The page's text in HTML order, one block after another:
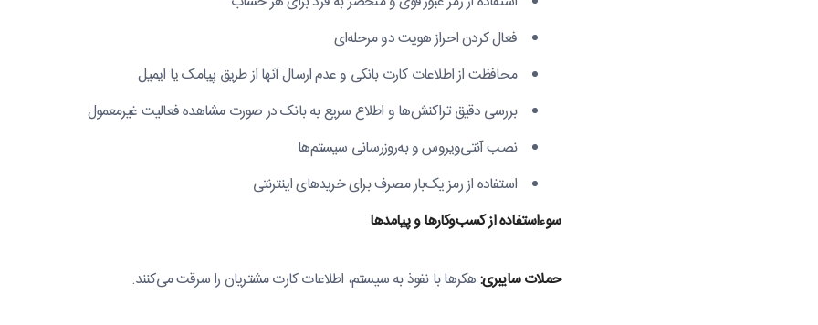
فعال کردن احراز هویت دو مرحله‌ای
محافظت از اطلاعات کارت بانکی و عدم ارسال آنها از طریق پیامک یا ایمیل
بررسی دقیق تراکنش‌ها و اطلاع سریع به بانک در صورت مشاهده فعالیت غیرمعمول
نصب آنتی‌ویروس و به‌روزرسانی سیستم‌ها
استفاده از رمز یک‌بار مصرف برای خریدهای اینترنتی
سوءاستفاده از کسب‌وکارها و پیامدها
حملات سایبری:هکرها با نفوذ به سیستم، اطلاعات کارت مشتریان را سرقت می‌کنند.